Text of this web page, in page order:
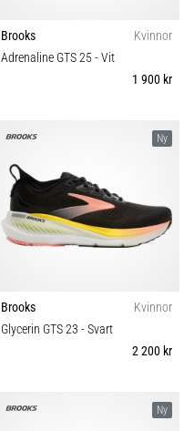
Brooks
Kvinnor
Adrenaline GTS 25- Vit
1 900 kr
Ny
Brooks
Kvinnor
Glycerin GTS 23 - Svart
2 200 kr
Ny